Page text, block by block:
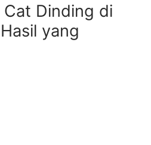
Cat Dinding di
yang